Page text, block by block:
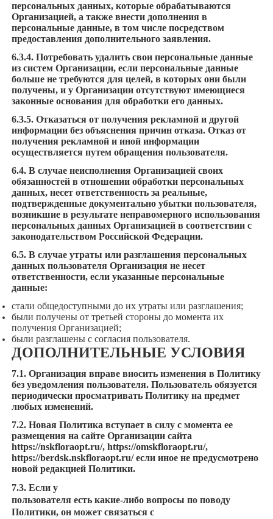
персональных данных, которые обрабатываются
Организацией, а также внести дополнения в
персональные данные, в том числе посредством
предоставления дополнительного заявления.
6.3.4. Потребовать удалить свои персональные данные
из систем Организации, если персональные данные
больше не требуются для целей, в которых они были
получены, и у Организации отсутствуют имеющиеся
законные основания для обработки его данных.
6.3.5. Отказаться от получения рекламной и другой
информации без объяснения причин отказа. Отказ от
получения рекламной и иной информации
осуществляется путем обращения пользователя.
6.4. В случае неисполнения Организацией своих
обязанностей в отношении обработки персональных
данных, несет ответственность за реальные,
подтвержденные документально убытки пользователя,
возникшие в результате неправомерного использования
персональных данных Организацией в соответствии с
законодательством Российской Федерации.
6.5. В случае утраты или разглашения персональных
данных пользователя Организация не несет
ответственности, если указанные персональные
данные:
стали общедоступными до их утраты или разглашения;
были получены от третьей стороны до момента их
получения Организацией;
были разглашены с согласия пользователя.
ДОПОЛНИТЕЛЬНЫЕ УСЛОВИЯ
7.1. Организация вправе вносить изменения в Политику
без уведомления пользователя. Пользователь обязуется
периодически просматривать Политику на предмет
любых изменений.
7.2. Новая Политика вступает в силу с момента ее
размещения на сайте Организации сайта
https://nskfloraopt.ru/, https://omskfloraopt.ru/,
https://berdsk.nskfloraopt.ru/если иное не предусмотрено
новой редакцией Политики.
7.3. Если у
пользователя есть какие-либо вопросы по поводу
Политики, он может связаться с